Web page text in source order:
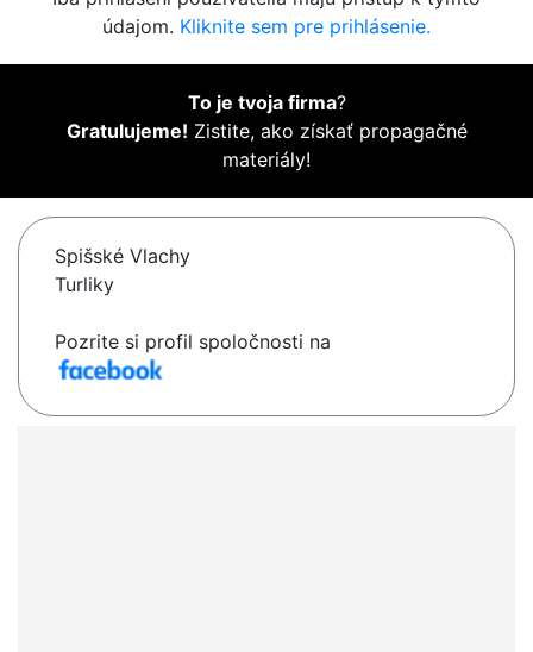
údajom. Kliknite sem pre prihlásenie.
To je tvoja firma?
Gratulujeme! Zistite, ako získať propagačné
materiály!
Spišské Vlachy
Turliky
Pozrite si profil spoločnosti na